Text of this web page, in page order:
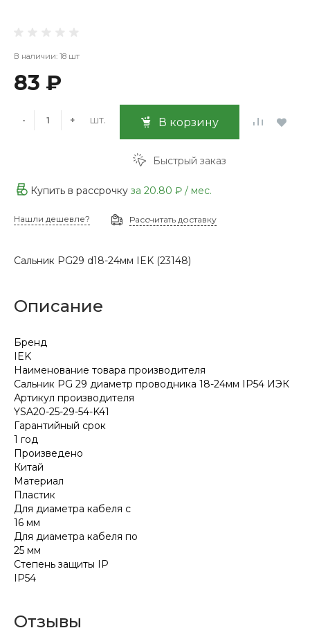
В наличии: 18 шт
83 ₽
- + шт. В корзину
Быстрый заказ
Купить в рассрочку за 20.80 ₽ / мес.
Нашли дешевле? Рассчитать доставку
Сальник PG29 d18-24мм IEK (23148)
Описание
Бренд
IEK
Наименование товара производителя
Сальник PG 29 диаметр проводника 18-24мм IP54 ИЭК
Артикул производителя
YSA20-25-29-54-K41
Гарантийный срок
1 год
Произведено
Китай
Материал
Пластик
Для диаметра кабеля с
16 мм
Для диаметра кабеля по
25 мм
Степень защиты IP
IP54
Отзывы